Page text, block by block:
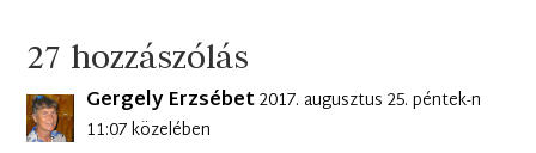
27 hozzászólás
Gergely Erzsébet2017. augusztus 25. péntek-n
11:07 közelében